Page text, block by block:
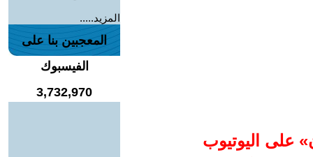
على اليوتيوب
المزيد.....
المعجبين بنا على
الفيسبوك
3,732,970